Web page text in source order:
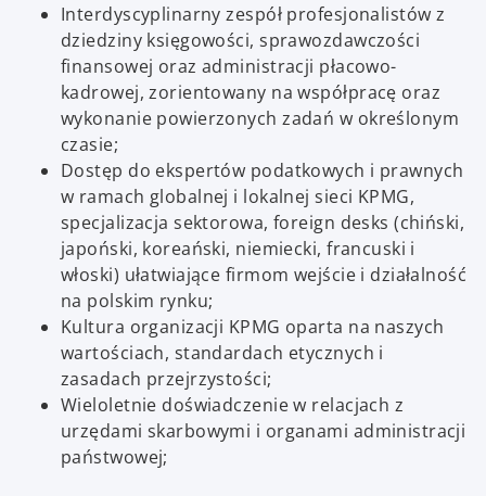
Interdyscyplinarny zespół profesjonalistów z
dziedziny księgowości, sprawozdawczości
finansowej oraz administracji płacowo-
kadrowej, zorientowany na współpracę oraz
wykonanie powierzonych zadań w określonym
czasie;
Dostęp do ekspertów podatkowych i prawnych
w ramach globalnej i lokalnej sieci KPMG,
specjalizacja sektorowa, foreign desks (chiński,
japoński, koreański, niemiecki, francuski i
włoski) ułatwiające firmom wejście i działalność
na polskim rynku;
Kultura organizacji KPMG oparta na naszych
wartościach, standardach etycznych i
zasadach przejrzystości;
Wieloletnie doświadczenie w relacjach z
urzędami skarbowymi i organami administracji
państwowej;